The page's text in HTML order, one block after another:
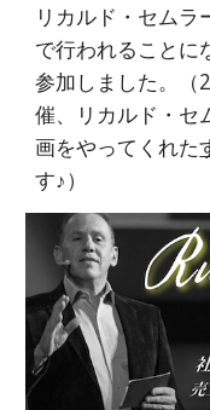
リカルド・セム
で行われることに
参加しました。（
催、リカルド・セ
画をやってくれた
す♪）